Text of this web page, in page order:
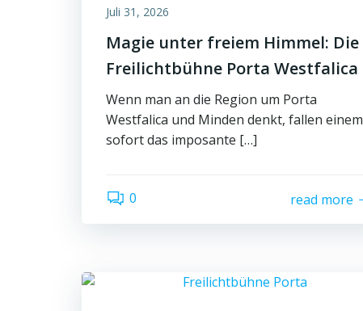
Juli 31, 2026
Magie unter freiem Himmel: Die
Freilichtbühne Porta Westfalica
Wenn man an die Region um Porta
Westfalica und Minden denkt, fallen einem
sofort das imposante […]
0 read more